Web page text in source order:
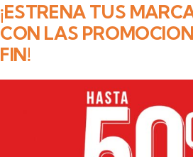
¡ESTRENA TUS
CON LAS
FIN!